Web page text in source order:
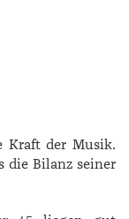
Kraft der Musik.
die Bilanz seiner